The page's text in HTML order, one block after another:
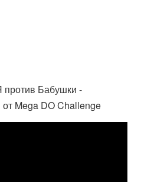
Бабушки -
Mega DO Challenge